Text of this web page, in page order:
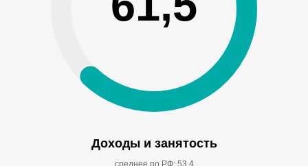
Доходы и занятость
среднее по РФ: 53,4